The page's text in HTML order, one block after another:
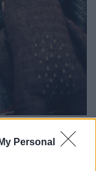
Personal
κατά της